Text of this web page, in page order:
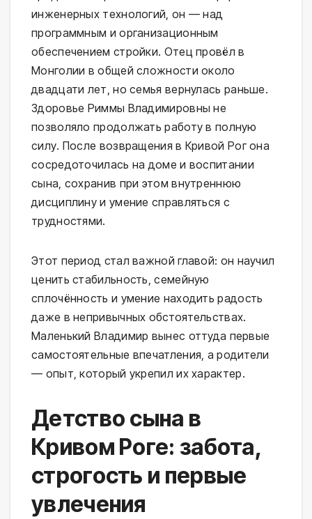
инженерных технологий, он — над
программным и организационным
обеспечением стройки. Отец провёл в
Монголии в общей сложности около
двадцати лет, но семья вернулась раньше.
Здоровье Риммы Владимировны не
позволяло продолжать работу в полную
силу. После возвращения в Кривой Рог она
сосредоточилась на доме и воспитании
сына, сохранив при этом внутреннюю
дисциплину и умение справляться с
трудностями.
Этот период стал важной главой: он научил
ценить стабильность, семейную
сплочённость и умение находить радость
даже в непривычных обстоятельствах.
Маленький Владимир вынес оттуда первые
самостоятельные впечатления, а родители
— опыт, который укрепил их характер.
Детство сына в
Кривом Роге: забота,
строгость и первые
увлечения